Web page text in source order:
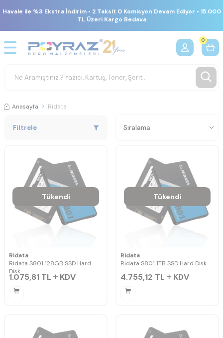
Havale ile %3 Ekstra İndirim • 2 Taksit 0 Komisyon Devam Ediyor • 15.000
TL Üzeri Kargo Bedava
0
Anasayfa Ridata
Filtrele
Tükendi
Ridata
Ridata S801 128GB SSD Hard
Disk
1.075,81 TL KDV
Tükendi
Ridata
Ridata S801 1TB SSD Hard Disk
4.755,12 TL KDV